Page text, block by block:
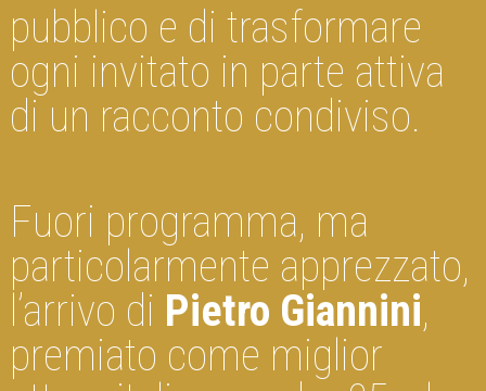
pubblico e di trasformare
ogni invitato in parte attiva
di un racconto condiviso.
Fuori programma, ma
particolarmente apprezzato,
l’arrivo di Pietro Giannini,
premiato come miglior